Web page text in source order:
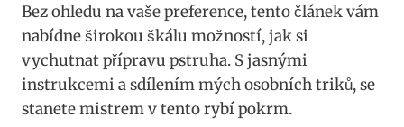
Bez ohledu na vaše preference, tento článek ‌vám
⁢nabídne ‍širokou⁣ škálu​ možností, jak‌ si
vychutnat přípravu pstruha. S jasnými‍
instrukcemi a ⁤sdílením mých osobních triků,‌ se
stanete mistrem v tento rybí pokrm.